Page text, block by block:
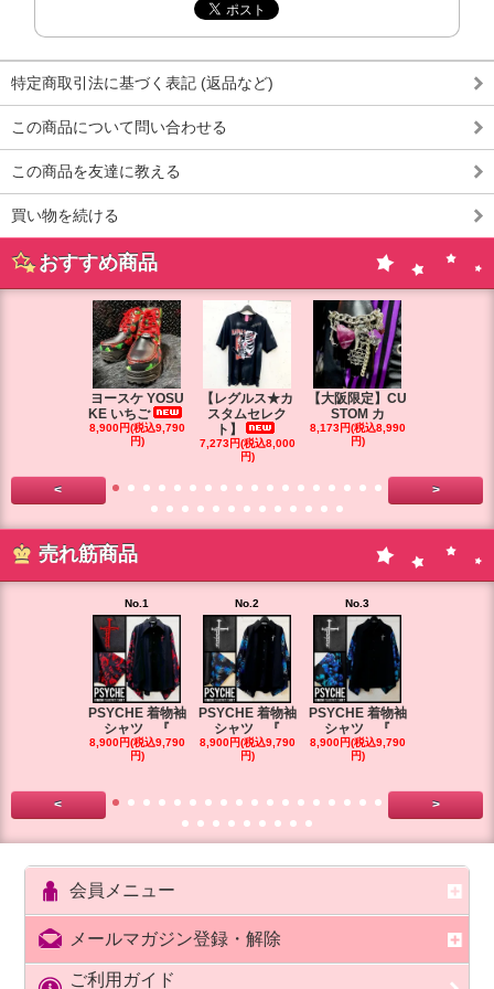
特定商取引法に基づく表記 (返品など)
この商品について問い合わせる
この商品を友達に教える
買い物を続ける
おすすめ商品
ヨースケ YOSU
KE いちご
8,900円(税込9,790
円)
【レグルス★カ
スタムセレク
ト】
7,273円(税込8,000
円)
【大阪限定】CU
STOM カ
8,173円(税込8,990
円)
< >
売れ筋商品
No.1
PSYCHE 着物袖
シャツ 『
8,900円(税込9,790
円)
No.2
PSYCHE 着物袖
シャツ 『
8,900円(税込9,790
円)
No.3
PSYCHE 着物袖
シャツ 『
8,900円(税込9,790
円)
< >
会員メニュー
メールマガジン登録・解除
ご利用ガイド